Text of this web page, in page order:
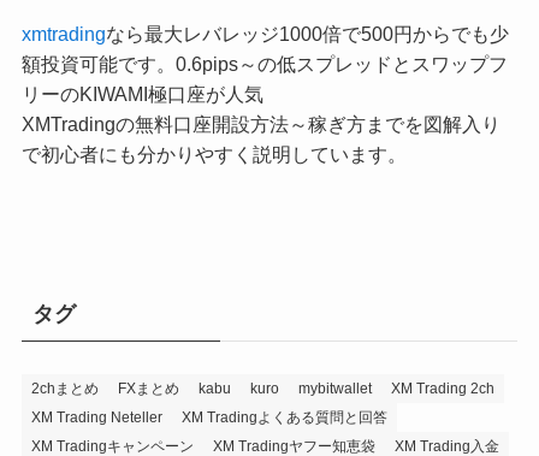
xmtradingなら最大レバレッジ1000倍で500円からでも少
額投資可能です。0.6pips～の低スプレッドとスワップフ
リーのKIWAMI極口座が人気
XMTradingの無料口座開設方法～稼ぎ方までを図解入り
で初心者にも分かりやすく説明しています。
タグ
2chまとめ FXまとめ kabu kuro mybitwallet
XM Trading 2ch
XM Trading Neteller
XM Tradingよくある質問と回答
XM Tradingキャンペーン
XM Tradingヤフー知恵袋
XM Trading入金